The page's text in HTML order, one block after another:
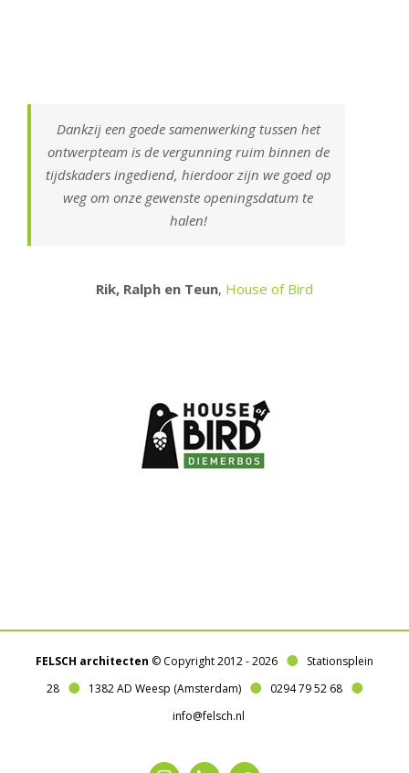
Dankzij een goede samenwerking tussen het
ontwerpteam is de vergunning ruim binnen de
tijdskaders ingediend, hierdoor zijn we goed op
weg om onze gewenste openingsdatum te
halen!
Rik, Ralph en Teun, House of Bird
FELSCH architecten © Copyright 2012 -2026
Stationsplein
28
1382 AD Weesp (Amsterdam)
0294 79 52 68
info@felsch.nl